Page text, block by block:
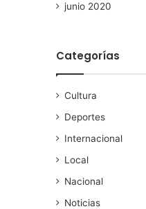
junio 2020
Categorías
Cultura
Deportes
Internacional
Local
Nacional
Noticias